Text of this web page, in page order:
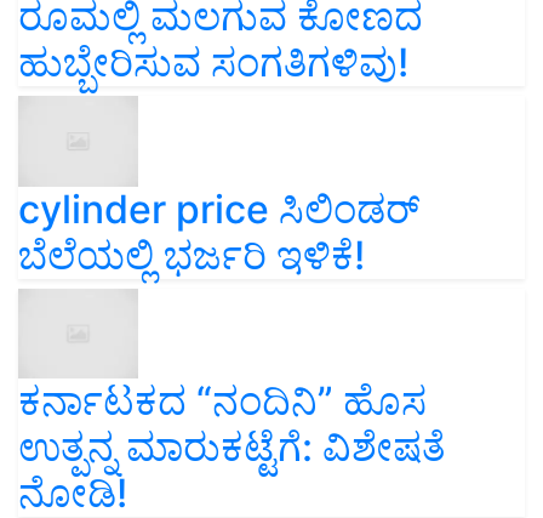
ರೂಮಲ್ಲಿ ಮಲಗುವ ಕೋಣದ
ಹುಬ್ಬೇರಿಸುವ ಸಂಗತಿಗಳಿವು!
cylinder price ಸಿಲಿಂಡರ್‌
ಬೆಲೆಯಲ್ಲಿ ಭರ್ಜರಿ ಇಳಿಕೆ!
ಕರ್ನಾಟಕದ “ನಂದಿನಿ” ಹೊಸ
ಉತ್ಪನ್ನ ಮಾರುಕಟ್ಟೆಗೆ: ವಿಶೇಷತೆ
ನೋಡಿ!